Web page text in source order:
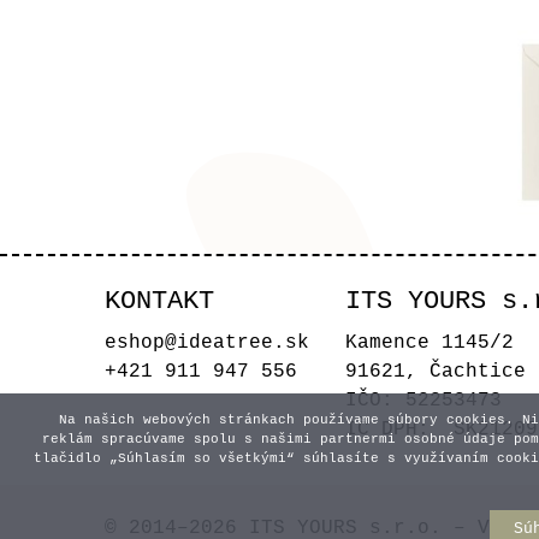
KONTAKT
eshop@ideatree.sk
+421 911 947 556
ITS YOURS
Kamence 1145/2
91621, Čachtice
IČO: 52253473
IČ DPH:
© 2014–2026 ITS YOURS s.r.o. –
Na našich webových stránkach používame súbory
reklám spracúvame spolu s našimi partnermi osobné údaje
tlačidlo „Súhlasím so všetkými“ súhlasíte s využívaním